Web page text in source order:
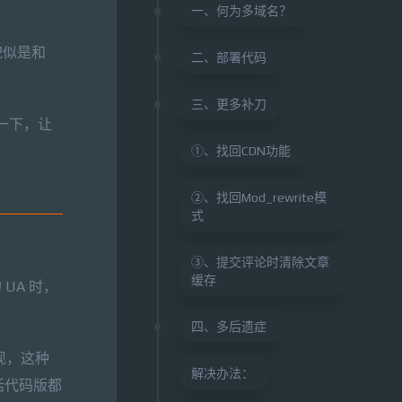
是和
下，让
时，
，这种
码版都
一、何为多域名？
二、部署代码
三、更多补刀
①、找回CDN功能
②、找回Mod_rewrite模
式
③、提交评论时清除文章
缓存
四、多后遗症
解决办法：